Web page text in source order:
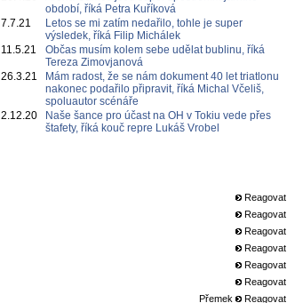
období, říká Petra Kuříková
7.7.21
Letos se mi zatím nedařilo, tohle je super
výsledek, říká Filip Michálek
11.5.21
Občas musím kolem sebe udělat bublinu, říká
Tereza Zimovjanová
26.3.21
Mám radost, že se nám dokument 40 let triatlonu
nakonec podařilo připravit, říká Michal Včeliš,
spoluautor scénáře
2.12.20
Naše šance pro účast na OH v Tokiu vede přes
štafety, říká kouč repre Lukáš Vrobel
Reagovat
Reagovat
Reagovat
Reagovat
Reagovat
Reagovat
Přemek Reagovat